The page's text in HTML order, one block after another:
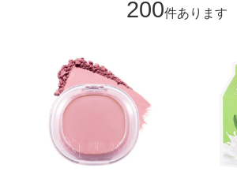
200件あります